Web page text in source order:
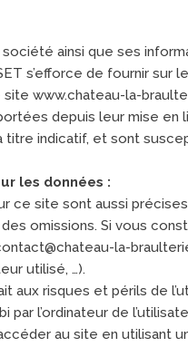
société ainsi que ses
s’efforce de fournir
site www.chateau-la-
depuis leur mise
titre indicatif, et sont
les données :
ce site sont aussi
omissions. Si vous
contact@chateau-la-
utilisé, …).
aux risques et périls de
par l’ordinateur de
accéder au site en